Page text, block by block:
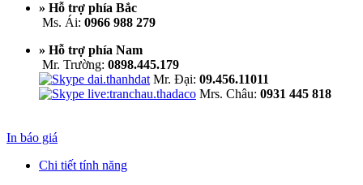
» Hỗ trợ phía Bắc
Ms. Ái: 0966 988 279
» Hỗ trợ phía Nam
Mr. Trường: 0898.445.179
Mr. Đại: 09.456.11011
Mrs. Châu: 0931 445 818
In báo giá
Chi tiết tính năng